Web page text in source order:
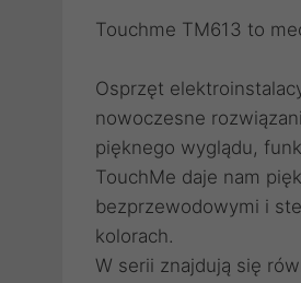
Touchme TM613 to
Osprzęt
nowoczesne
pięknego wyglądu,
TouchMe daje nam
bezprzewodowymi i
kolorach.
W serii znajdują się